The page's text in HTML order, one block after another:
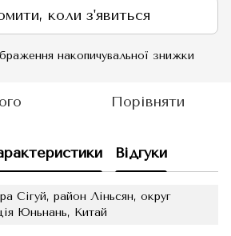
коли з'явиться
накопичувальної знижки
Порівняти
Відгуки
Сігуй, район Ліньсян, округ
Юньнань, Китай